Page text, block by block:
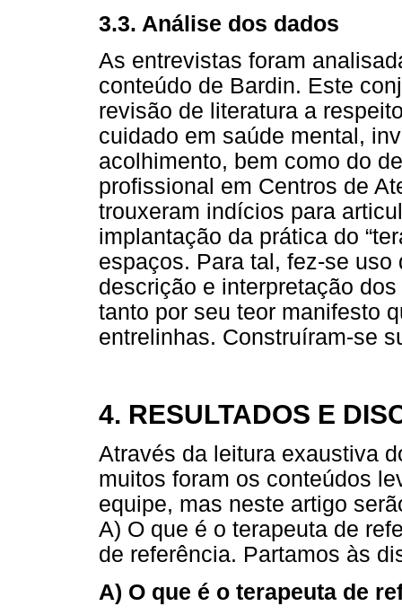
3.3. Análise dos dados
As entrevistas foram
conteúdo de Bardin. Este
revisão de literatura a
cuidado em saúde mental,
acolhimento, bem como do
profissional em Centros de
trouxeram indícios para
implantação da prática do
espaços. Para tal, fez-se
descrição e interpretação
tanto por seu teor manifesto
entrelinhas. Construíram-se
4. RESULTADOS E
Através da leitura exaustiva
muitos foram os conteúdos
equipe, mas neste artigo
A) O que é o terapeuta de
de referência. Partamos às
A) O que é o terapeuta de